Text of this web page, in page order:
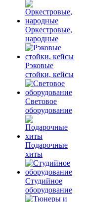
Оркестровые,
народные
Рэковые
стойки, кейсы
Световое
оборудование
Подарочные
хиты
Студийное
оборудование